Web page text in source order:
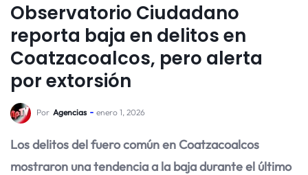
Observatorio Ciudadano
reporta baja en delitos en
Coatzacoalcos, pero alerta
por extorsión
Por Agencias enero 1, 2026
Los delitos del fuero común en Coatzacoalcos
mostraron una tendencia a la baja durante el último